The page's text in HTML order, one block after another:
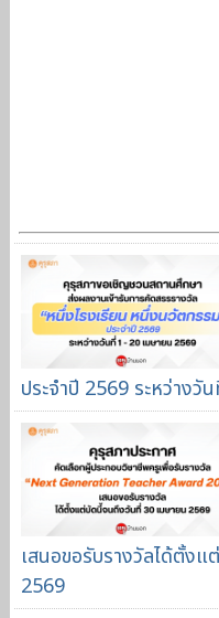
ประจำปี 2569 ระหว่างวั
เสนอขอรับรางวัลได้ตั้ง
2569